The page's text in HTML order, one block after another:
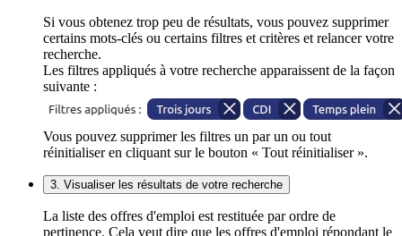
Si vous obtenez trop peu de résultats, vous pouvez supprimer
certains mots-clés ou certains filtres et critères et relancer votre
recherche.
Les filtres appliqués à votre recherche apparaissent de la façon
suivante :
Vous pouvez supprimer les filtres un par un ou tout
réinitialiser en cliquant sur le bouton « Tout réinitialiser ».
3. Visualiser les résultats de votre recherche
La liste des offres d'emploi est restituée par ordre de
pertinence. Cela veut dire que les offres d'emploi répondant le